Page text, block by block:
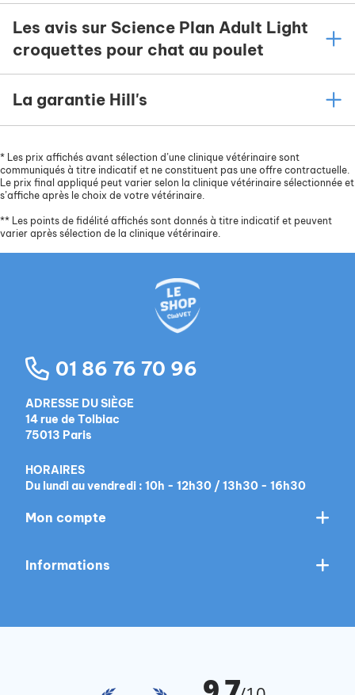
Les avis sur Science Plan Adult Light
croquettes pour chat au poulet
La garantie Hill's
* Les prix affichés avant sélection d’une clinique vétérinaire sont
communiqués à titre indicatif et ne constituent pas une offre contractuelle.
Le prix final appliqué peut varier selon la clinique vétérinaire sélectionnée et
s’affiche après le choix de votre vétérinaire.
** Les points de fidélité affichés sont donnés à titre indicatif et peuvent
varier après sélection de la clinique vétérinaire.
01 86 76 70 96
ADRESSE DU SIÈGE
14 rue de Tolbiac
75013 Paris
HORAIRES
Du lundi au vendredi : 10h - 12h30 / 13h30 - 16h30
Mon compte
Informations